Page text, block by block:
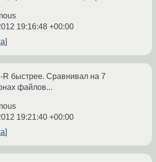
19:16:48 +00:00
R быстрее. Сравнивал на 7
файлов...
19:21:40 +00:00